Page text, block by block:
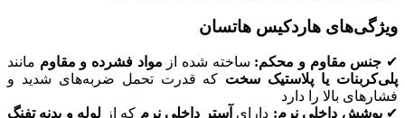
ویژگی‌های هاردکیس هاتسان
✔ جنس مقاوم و محکم: ساخته شده از مواد فشرده و مقاوم مانند
پلی‌کربنات یا پلاستیک سخت که قدرت تحمل ضربه‌های شدید و
فشارهای بالا را دارد
✔پوشش داخلی نرم: دارای آستر داخلی نرم که از لوله و بدنه تفنگ